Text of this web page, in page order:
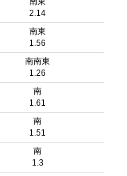
2.14
南東
1.56
南南東
1.26
南
1.61
南
1.51
南
1.3